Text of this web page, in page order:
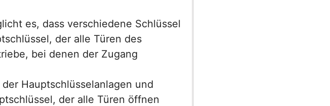
es, dass verschiedene Schlüssel
der alle Türen des
bei denen der Zugang
Hauptschlüsselanlagen und
der alle Türen öffnen